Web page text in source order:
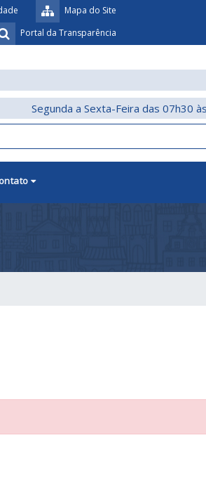
Mapa do Site
Portal da Transparência
Segunda a Sexta-Feira das 07h30